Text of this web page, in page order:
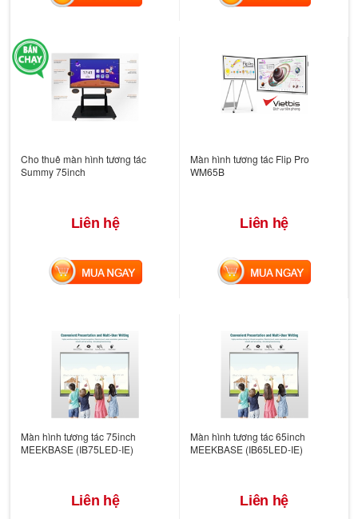
Cho thuê màn hình tương tác
Summy 75inch
Liên hệ
MUA NGAY
Màn hình tương tác Flip Pro
WM65B
Liên hệ
MUA NGAY
Màn hình tương tác 75inch
MEEKBASE (IB75LED-IE)
Liên hệ
Màn hình tương tác 65inch
MEEKBASE (IB65LED-IE)
Liên hệ